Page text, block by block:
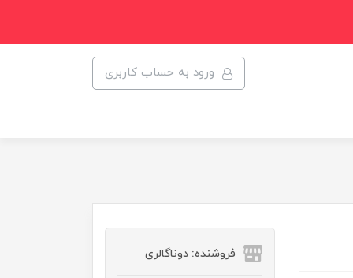
ورود به حساب کاربری
فروشنده: دوناگالری